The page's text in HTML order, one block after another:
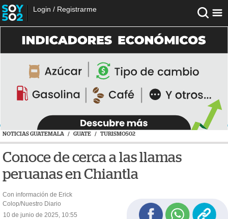
Login / Registrarme
NOTICIAS GUATEMALA / GUATE / TURISMO502
Conoce de cerca a las llamas
peruanas en Chiantla
Con información de Erick
Colop/Nuestro Diario
10 de junio de 2025, 10:55